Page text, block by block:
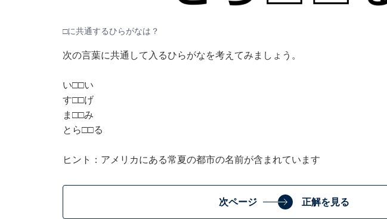
□に共通するひらがなは？
次の言葉に共通して入るひらがなを考えてみましょう。
い□□い
す□□げ
ま□□み
とら□□る
ヒント：アメリカにある常夏の都市の名前が含まれています
次ページ 正解を見る